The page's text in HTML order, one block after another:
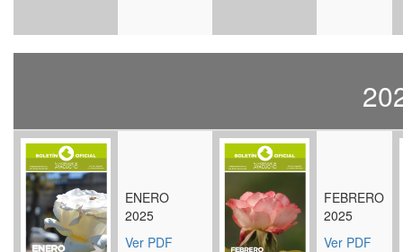
ENERO
2025
Ver PDF
FEBRERO
2025
Ver PDF